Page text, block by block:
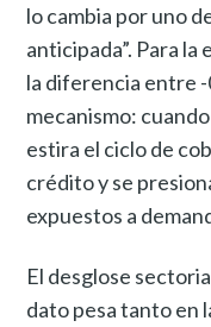
lo cambia por uno
anticipada”. Para la
la diferencia entre -
mecanismo:
estira el ciclo de
crédito y se
expuestos a
El desglose
dato pesa tanto en